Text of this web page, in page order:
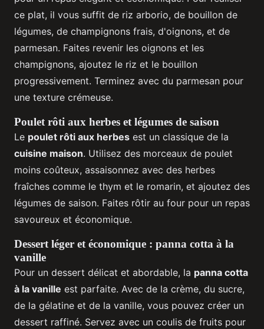
ce plat, il vous suffit de riz arborio, de bouillon de
légumes, de champignons frais, d'oignons, et de
parmesan. Faites revenir les oignons et les
champignons, ajoutez le riz et le bouillon
progressivement. Terminez avec du parmesan pour
une texture crémeuse.
Poulet rôti aux herbes et légumes de saison
Le poulet rôti aux herbes est un classique de la
cuisine maison. Utilisez des morceaux de poulet
moins coûteux, assaisonnez avec des herbes
fraîches comme le thym et le romarin, et ajoutez des
légumes de saison. Faites rôtir au four pour un repas
savoureux et économique.
Dessert léger et économique : panna cotta à la
vanille
Pour un dessert délicat et abordable, la panna cotta
à la vanille est parfaite. Avec de la crème, du sucre,
de la gélatine et de la vanille, vous pouvez créer un
dessert raffiné. Servez avec un coulis de fruits pour